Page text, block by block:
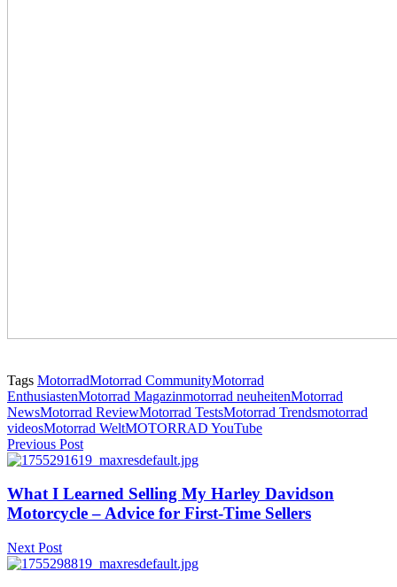
Tags MotorradMotorrad CommunityMotorrad
EnthusiastenMotorrad Magazinmotorrad neuheitenMotorrad
NewsMotorrad ReviewMotorrad TestsMotorrad Trendsmotorrad
videosMotorrad WeltMOTORRAD YouTube
Previous Post
What I Learned Selling My Harley Davidson
Motorcycle – Advice for First-Time Sellers
Next Post